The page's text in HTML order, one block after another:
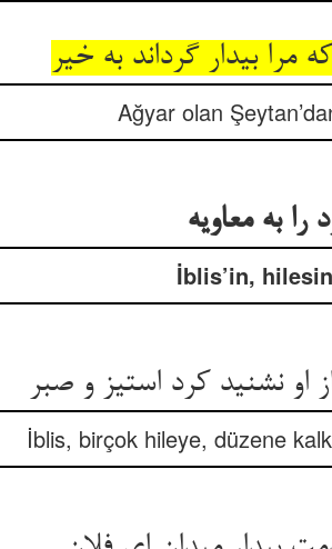
بیدار گرداند به خیر
Ağyar olan
به معاویه‏
İblis’in,
نشنید کرد استیز و صبر
İblis, birçok hileye, düzene